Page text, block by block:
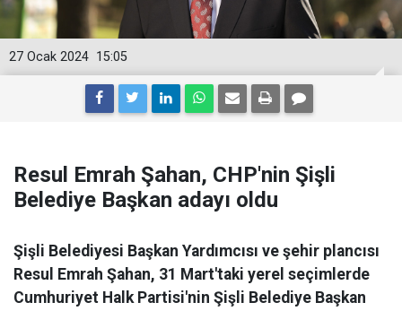
15:05
27 Ocak 2024
Resul Emrah Şahan, CHP'nin Şişli
Belediye Başkan adayı oldu
Şişli Belediyesi Başkan Yardımcısı ve şehir plancısı
Resul Emrah Şahan, 31 Mart'taki yerel seçimlerde
Cumhuriyet Halk Partisi'nin Şişli Belediye Başkan